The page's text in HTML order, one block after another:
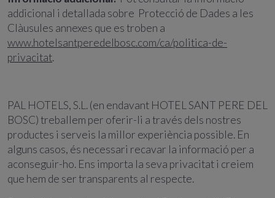
addicional i detallada sobre Protecció de Dades a les
Clàusules annexes que es troben a
www.hotelsantperedelbosc.com/ca/politica-de-
privacitat.
PAL HOTELS, S.L. (en endavant HOTEL SANT PERE DEL
BOSC) treballem per oferir-li a través dels nostres
productes i serveis la millor experiència possible. En
alguns casos, és necessari recavar la informació per a
aconseguir-ho. Ens importa la seva privacitat i creiem
que hem de ser transparents al respecte.